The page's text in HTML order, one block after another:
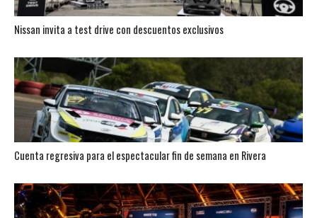
Nissan invita a test drive con descuentos exclusivos
Cuenta regresiva para el espectacular fin de semana en Rivera